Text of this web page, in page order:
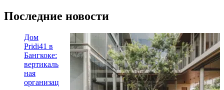
Последние новости
Дом
Pridi41 в
Бангкоке:
вертикаль
ная
организац